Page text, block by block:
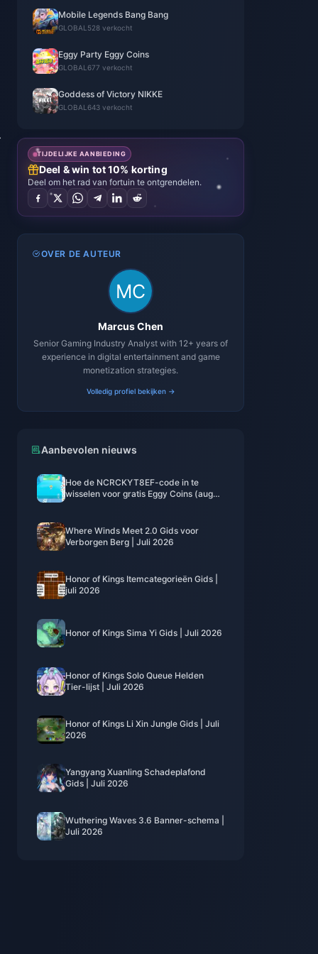
Mobile Legends Bang Bang
GLOBAL 528 verkocht
Eggy Party Eggy Coins
GLOBAL 677 verkocht
Goddess of Victory NIKKE
GLOBAL 643 verkocht
TIJDELIJKE AANBIEDING
Deel & win tot 10% korting
Deel om het rad van fortuin te ontgrendelen.
OVER DE AUTEUR
Marcus Chen
Senior Gaming Industry Analyst with 12+ years of
experience in digital entertainment and game
monetization strategies.
Volledig profiel bekijken →
Aanbevolen nieuws
Hoe de NCRCKYT8EF-code in te
wisselen voor gratis Eggy Coins (aug
Where Winds Meet 2.0 Gids voor
Verborgen Berg | Juli 2026
Honor of Kings Itemcategorieën Gids |
juli 2026
Honor of Kings Sima Yi Gids | Juli 2026
Honor of Kings Solo Queue Helden
Tier-lijst | Juli 2026
Honor of Kings Li Xin Jungle Gids | Juli
2026
Yangyang Xuanling Schadeplafond
Gids | Juli 2026
Wuthering Waves 3.6 Banner-schema |
Juli 2026